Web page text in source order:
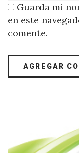
Guarda mi
en este
comente.